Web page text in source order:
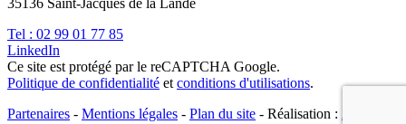
35136 Saint-Jacques de la Lande
Tel : 02 99 01 77 85
LinkedIn
Ce site est protégé par le reCAPTCHA Google.
Politique de confidentialité et conditions d'utilisations.
Partenaires - Mentions légales - Plan du site - Réalisation :